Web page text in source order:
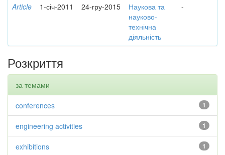
Article 1-січ-2011 24-гру-2015
Наукова та
науково-
технічна
діяльність
-
Розкриття
за темами
1
conferences
1
engineering activities
1
exhibitions